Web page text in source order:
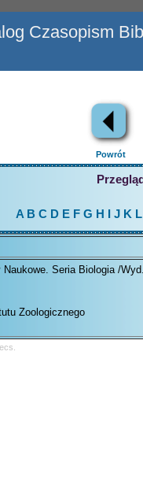
Czasopism
Powrót
A B C D EFG H J K L
Seria Biologia /
Zoologicznego